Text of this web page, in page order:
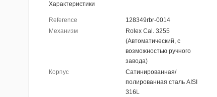
Характеристики
Reference
128349rbr-0014
Механизм
Rolex Cal. 3255
(Автоматический, с
возможностью ручного
завода)
Корпус
Сатинированная/
полированная сталь AISI
316L